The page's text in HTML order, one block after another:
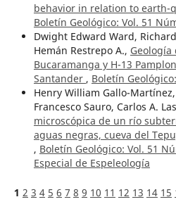
behavior in relation to earth-
Boletín Geológico: Vol. 51
Dwight Edward Ward,
Hemán Restrepo A., Geología
Bucaramanga y H-13
Santander , Boletín
Henry William Gallo-
Francesco Sauro, Carlos A.
microscópica de un río
aguas negras, cueva del
, Boletín Geológico: Vol. 51
Especial de Espeleología
1 2 3 4 5 6 7 8 9 10 11 12 13 14 15